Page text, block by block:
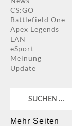
CS:GO
Battlefield One
Apex Legends
LAN
eSport
Meinung
Update
Suchen
Mehr Seiten